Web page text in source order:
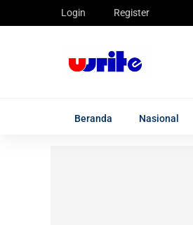
Login Register
Beranda Nasional